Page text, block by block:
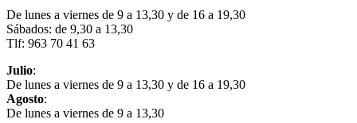
De lunes a viernes de 9 a 13,30 y de 16 a 19,30
Sábados: de 9,30 a 13,30
Tlf: 963 70 41 63
Julio:
De lunes a viernes de 9 a 13,30 y de 16 a 19,30
Agosto:
De lunes a viernes de 9 a 13,30